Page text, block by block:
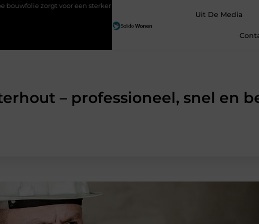
een sterker en droger bouwproject
Uit De Media
– professioneel, snel en